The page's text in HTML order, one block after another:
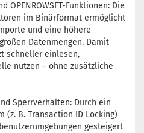
Funktionen: Die
im Binärformat ermöglicht
und eine höhere
Datenmengen. Damit
schneller einlesen,
nutzen – ohne zusätzliche
Sperrverhalten: Durch ein
(z. B. Transaction ID Locking)
gesteigert